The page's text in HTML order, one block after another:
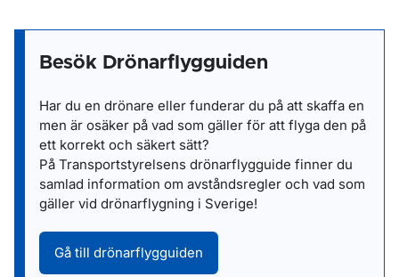
Besök Drönarflygguiden
Har du en drönare eller funderar du på att skaffa en
men är osäker på vad som gäller för att flyga den på
ett korrekt och säkert sätt?
På Transportstyrelsens drönarflygguide finner du
samlad information om avståndsregler och vad som
gäller vid drönarflygning i Sverige!
Gå till drönarflygguiden